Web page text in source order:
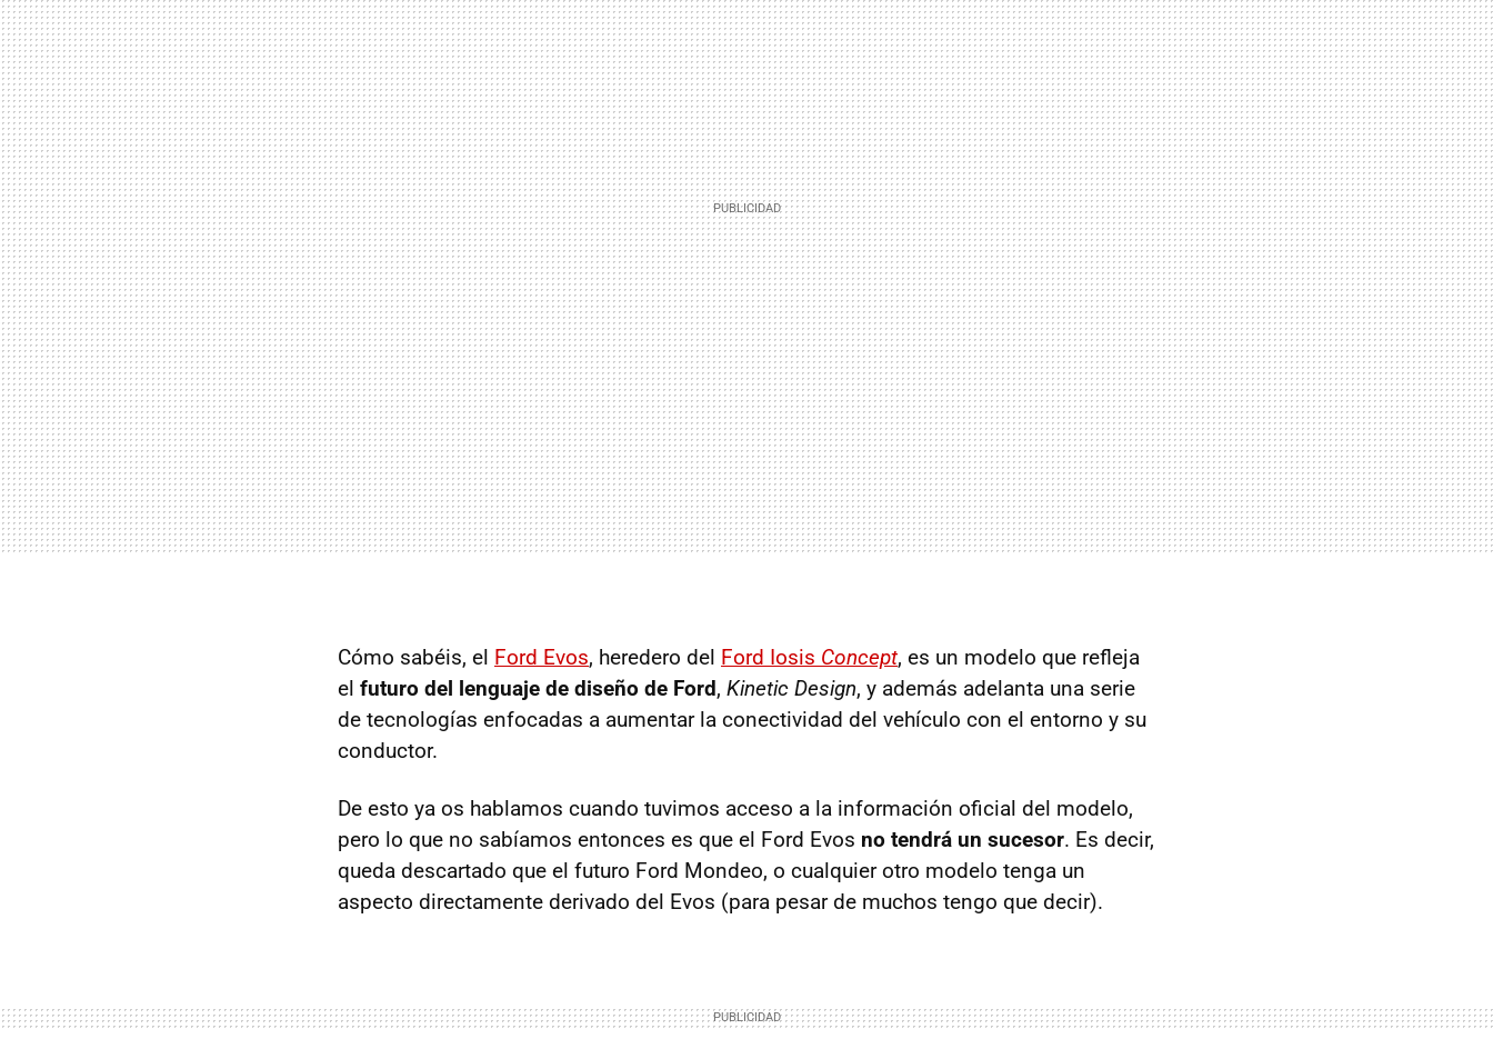
Cómo sabéis, el Ford Evos, heredero del Ford Iosis Concept, es un modelo que refleja
el futuro del lenguaje de diseño de Ford, Kinetic Design, y además adelanta una serie
de tecnologías enfocadas a aumentar la conectividad del vehículo con el entorno y su
conductor.
De esto ya os hablamos cuando tuvimos acceso a la información oficial del modelo,
pero lo que no sabíamos entonces es que el Ford Evos no tendrá un sucesor. Es decir,
queda descartado que el futuro Ford Mondeo, o cualquier otro modelo tenga un
aspecto directamente derivado del Evos (para pesar de muchos tengo que decir).